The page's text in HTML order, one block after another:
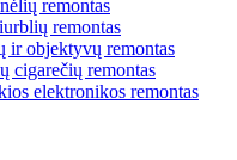
remontas
remontas
ir objektyvų remontas
cigarečių remontas
elektronikos remontas